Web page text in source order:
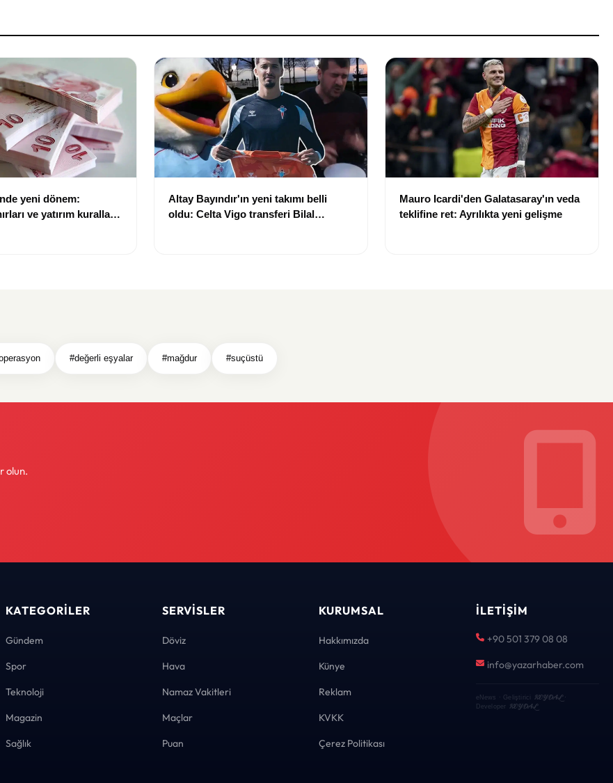
yeni dönem:
ve yatırım kuralları
Altay Bayındır'ın yeni takımı belli
oldu: Celta Vigo transferi Bilal
Mauro Icardi'den Galatasaray'ın veda
teklifine ret: Ayrılıkta yeni gelişme
#değerli eşyalar #mağdur #suçüstü
olun.
KATEGORILER
Gündem
Spor
Teknoloji
Magazin
Sağlık
SERVISLER
Döviz
Hava
Namaz Vakitleri
Maçlar
Puan
KURUMSAL
Hakkımızda
Künye
Reklam
KVKK
Çerez Politikası
İLETIŞIM
+90 501 379 08 08
info@yazarhaber.com
eNews · Geliştirici KEYDAL·
Developer KEYDAL